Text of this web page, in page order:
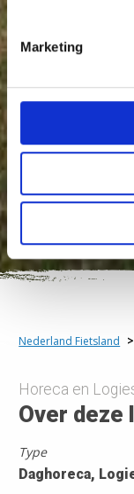
Marketing
Nederland Fietsland >
Horeca en
Over deze
Type
Daghoreca,